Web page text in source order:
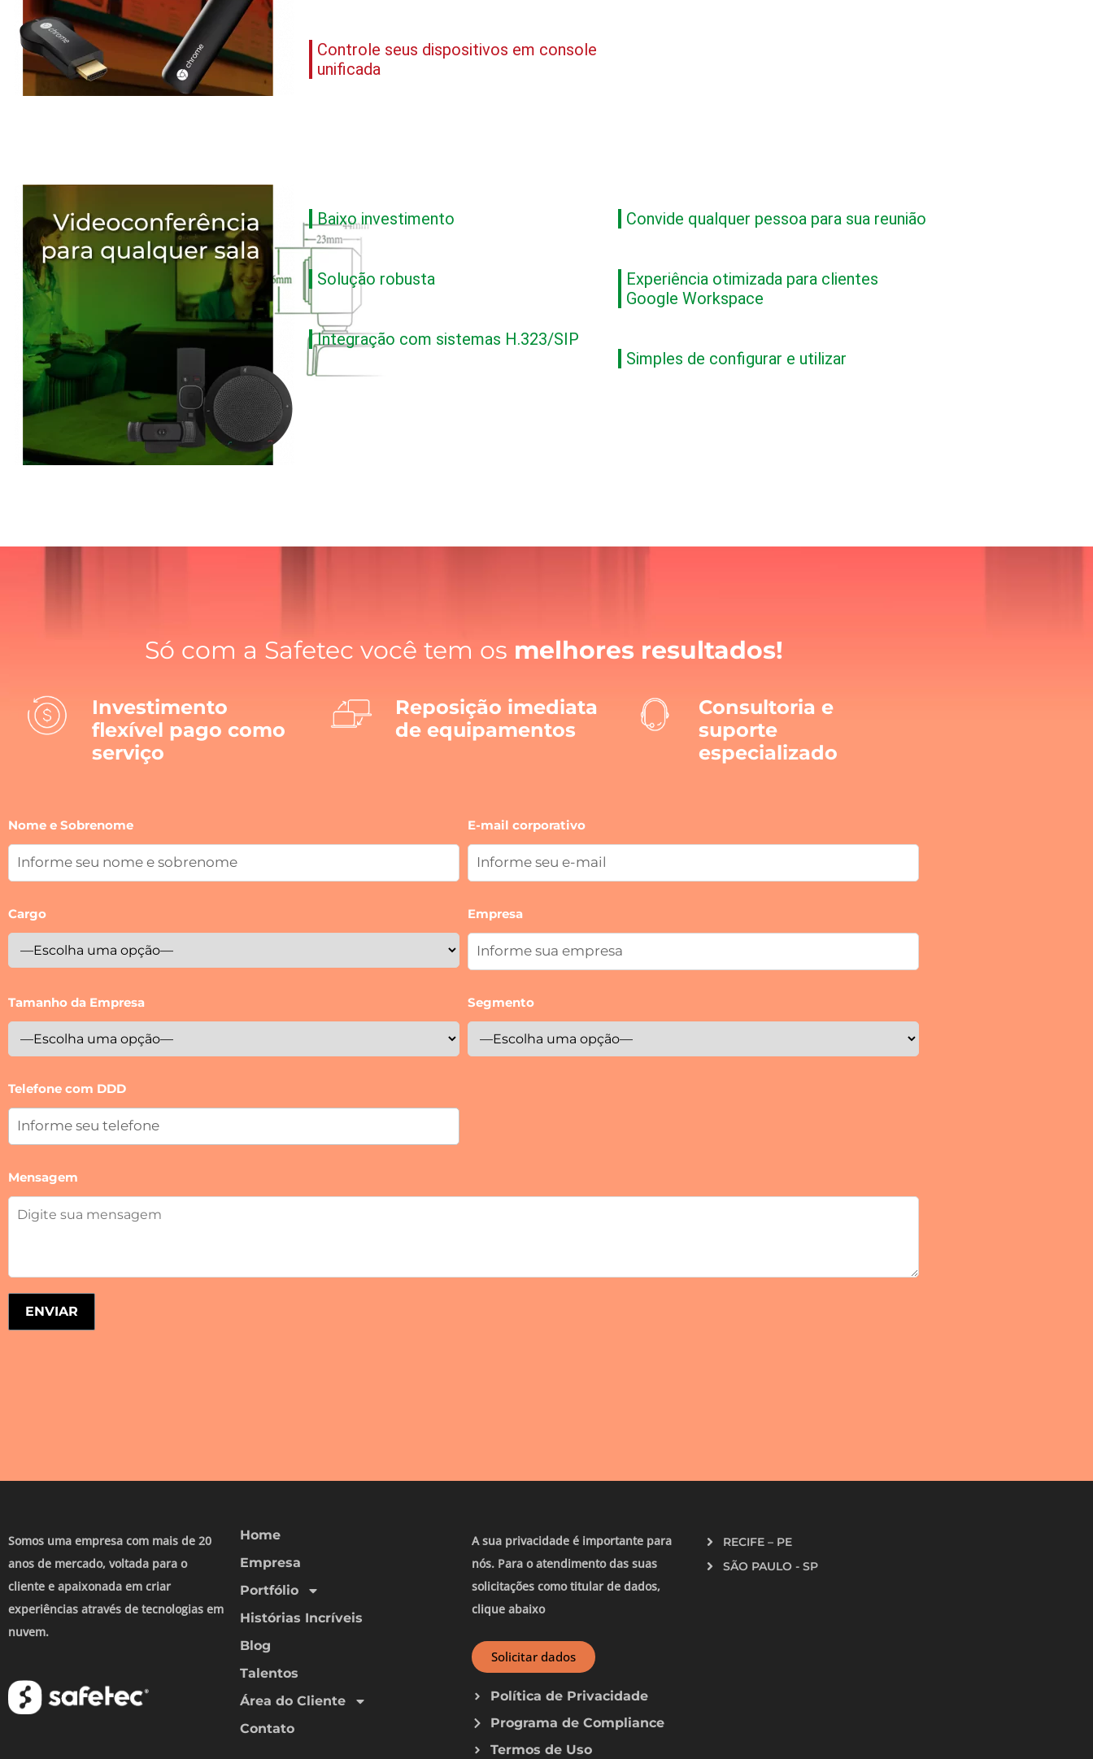
Controle seus dispositivos em console
unificada
Baixo investimento
Solução robusta
Integração com sistemas H.323/SIP
Convide qualquer pessoa para sua reunião
Experiência otimizada para clientes
Google Workspace
Simples de configurar e utilizar
Só com a Safetec você tem os melhores resultados!
Investimento
flexível pago como
serviço
Reposição imediata
de equipamentos
Consultoria e
suporte
especializado
Nome e Sobrenome E-mail corporativo
Cargo Empresa
Tamanho da Empresa Segmento
Telefone com DDD
Mensagem
Somos uma empresa com mais de 20
anos de mercado, voltada para o
cliente e apaixonada em criar
experiências através de tecnologias em
nuvem.
Home
Empresa
Portfólio
Histórias Incríveis
Blog
Talentos
Área do Cliente
Contato
A sua privacidade é importante para
nós. Para o atendimento das suas
solicitações como titular de dados,
clique abaixo
Solicitar dados
Política de Privacidade
Programa de Compliance
Termos de Uso
RECIFE – PE
SÃO PAULO - SP